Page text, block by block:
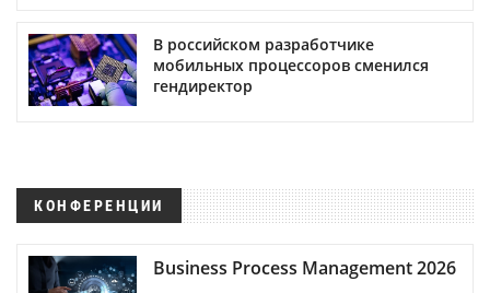
В российском разработчике
мобильных процессоров сменился
гендиректор
КОНФЕРЕНЦИИ
Business Process Management 2026